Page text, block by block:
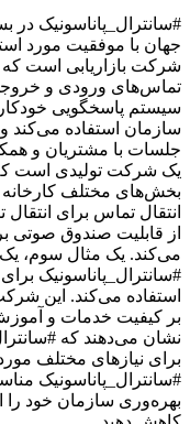
#سانترال_پاناسونیک
جهان با موفقیت مورد
شرکت بازاریابی است که
تماس‌های ورودی و
سیستم پاسخگویی
سازمان استفاده می‌کند
جلسات با مشتریان و
یک شرکت تولیدی است که
بخش‌های مختلف
انتقال تماس برای
از قابلیت صندوق صوتی
می‌کند. یک مثال سوم،
#سانترال_پاناسونیک
استفاده می‌کند. این
بر کیفیت خدمات و
نشان می‌دهند که
برای نیازهای مختلف
#سانترال_پاناسونیک
بهره‌وری سازمان خود را